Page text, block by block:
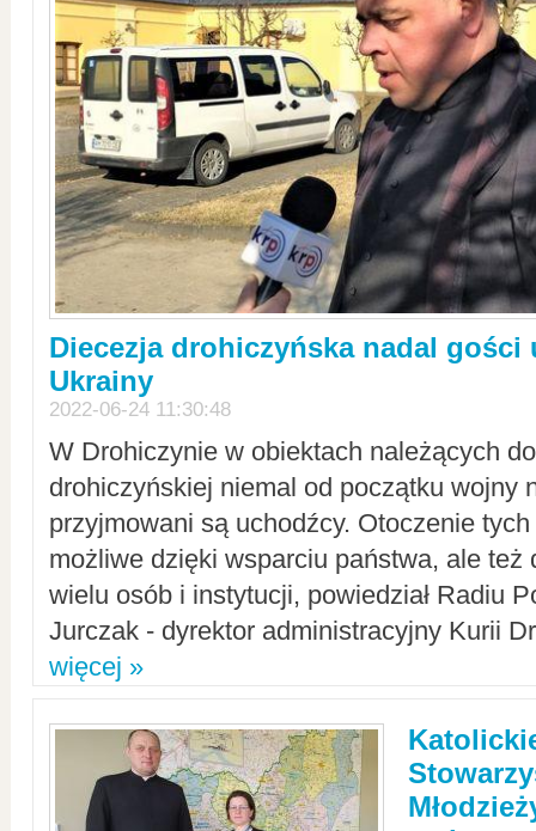
Diecezja drohiczyńska nadal gości
Ukrainy
2022-06-24 11:30:48
W Drohiczynie w obiektach należących
drohiczyńskiej niemal od początku wojny
przyjmowani są uchodźcy. Otoczenie
możliwe dzięki wsparciu państwa, ale też
wielu osób i instytucji, powiedział Radiu
Jurczak - dyrektor administracyjny Kurii
więcej »